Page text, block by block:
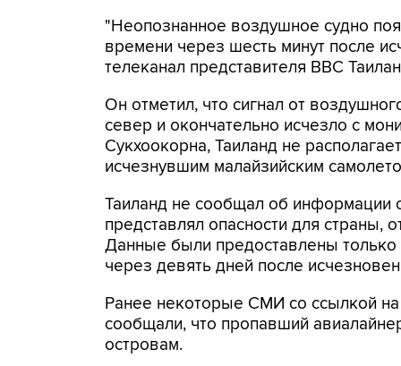
"Неопознанное воздушное судно
времени через шесть минут после
телеканал представителя ВВС
Он отметил, что сигнал от
север и окончательно исчезло с
Сукхоокорна, Таиланд не
исчезнувшим малайзийским
Таиланд не сообщал об информации
представлял опасности для страны,
Данные были предоставлены только
через девять дней после
Ранее некоторые СМИ со ссылкой
сообщали, что пропавший
островам.